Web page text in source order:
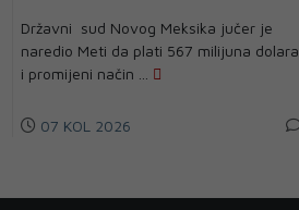
Državni sud Novog Meksika jučer je
naredio Meti da plati 567 milijuna dolara
i promijeni način ...
07 KOL 2026